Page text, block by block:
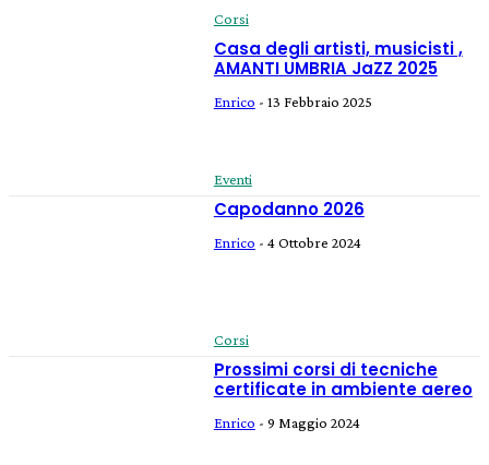
Corsi
Casa degli artisti, musicisti ,
AMANTI UMBRIA JaZZ 2025
Enrico - 13 Febbraio 2025
Eventi
Capodanno 2026
Enrico - 4 Ottobre 2024
Corsi
Prossimi corsi di tecniche
certificate in ambiente aereo
Enrico - 9 Maggio 2024